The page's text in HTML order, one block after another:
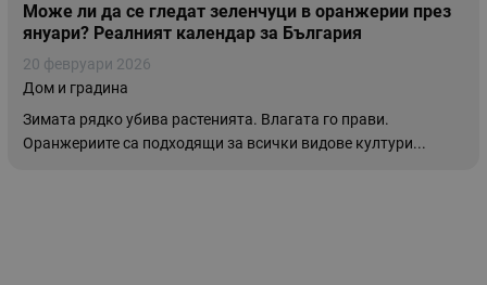
Може ли да се гледат зеленчуци в оранжерии през
януари? Реалният календар за България
20 февруари 2026
Дом и градина
Зимата рядко убива растенията. Влагата го прави.
Оранжериите са подходящи за всички видове култури...